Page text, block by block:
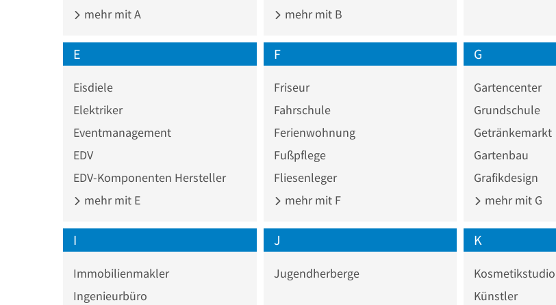
mehr mit A
mehr mit B
E
Eisdiele
Elektriker
Eventmanagement
EDV
EDV-Komponenten Hersteller
mehr mit E
F
Friseur
Fahrschule
Ferienwohnung
Fußpflege
Fliesenleger
mehr mit F
G
Gartencenter
Grundschule
Getränkemarkt
Gartenbau
Grafikdesign
mehr mit G
I
Immobilienmakler
Ingenieurbüro
J
Jugendherberge
K
Kosmetikstudio
Künstler